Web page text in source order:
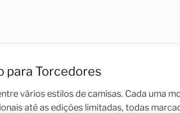
para Torcedores
vários estilos de camisas. Cada uma
até as edições limitadas, todas